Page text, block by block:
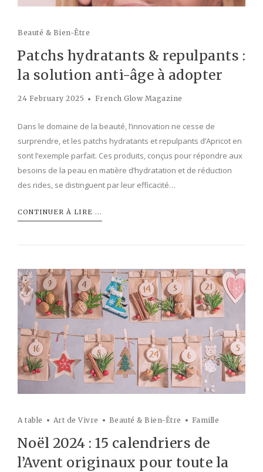
Beauté & Bien-Être
Patchs hydratants & repulpants :
la solution anti-âge à adopter
24 February 2025 French Glow Magazine
Dans le domaine de la beauté, l’innovation ne cesse de
surprendre, et les patchs hydratants et repulpants d’Apricot en
sont l’exemple parfait. Ces produits, conçus pour répondre aux
besoins de la peau en matière d’hydratation et de réduction
des rides, se distinguent par leur efficacité…
CONTINUER À LIRE ...
A table Art de Vivre Beauté & Bien-Être Famille
Noël 2024 : 15 calendriers de
l’Avent originaux pour toute la